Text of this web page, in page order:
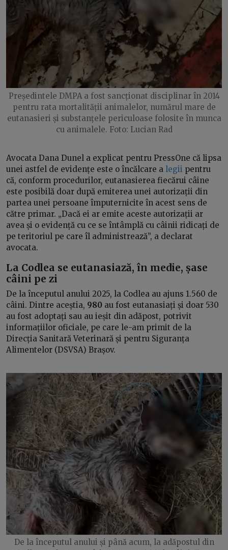
Președintele DMPA a fost sancționat disciplinar în 2014
pentru rata mortalității animalelor, numărul mare de
eutanasieri și substanțele periculoase folosite în munca
cu animalele. Foto: Lucian Rad
Avocata Dana Dunel a explicat pentru PressOne că lipsa
unei astfel de evidențe este o încălcare a legii pentru
că, conform procedurilor, eutanasierea fiecărui câine
este posibilă doar după emiterea unei autorizații din
partea unei persoane împuternicite în acest sens de
către primar. „Dacă ei ar emite aceste autorizații ar
avea și o evidență cu ce se întâmplă cu câinii ridicați de
pe teritoriul pe care îl administrează”, a declarat
avocata.
La Codlea se eutanasiază, în medie, șase
câini pe zi
De la începutul anului 2025, la Codlea au ajuns 1.560 de
câini. Dintre aceștia, 980 au fost eutanasiați și doar 530
au fost adoptați sau au ieșit din adăpost, potrivit
informațiilor oficiale, pe care le-am primit de la
Direcția Sanitară Veterinară și pentru Siguranța
Alimentelor (DSVSA) Brașov.
De la începutul anului și până acum, la adăpostul din